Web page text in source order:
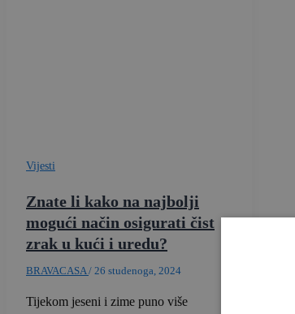
Vijesti
Znate li kako na najbolji
mogući način osigurati čist
zrak u kući i uredu?
BRAVACASA / 26 studenoga, 2024
Tijekom jeseni i zime puno više